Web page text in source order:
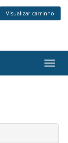
Visualizar carrinho